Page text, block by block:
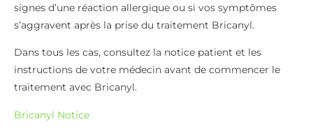
signes d’une réaction allergique ou si vos symptômes
s’aggravent après la prise du traitement Bricanyl.
Dans tous les cas, consultez la notice patient et les
instructions de votre médecin avant de commencer le
traitement avec Bricanyl.
Bricanyl Notice